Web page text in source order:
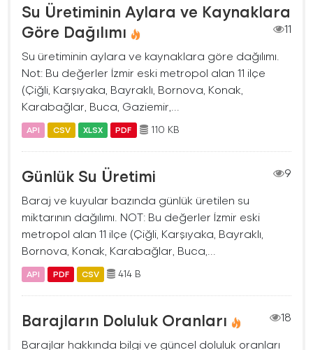
Su Üretiminin Aylara ve Kaynaklara
Göre Dağılımı
11
Su üretiminin aylara ve kaynaklara göre dağılımı.
Not: Bu değerler İzmir eski metropol alan 11 ilçe
(Çiğli, Karşıyaka, Bayraklı, Bornova, Konak,
Karabağlar, Buca, Gaziemir,...
API CSV XLSX PDF 110 KB
Günlük Su Üretimi
9
Baraj ve kuyular bazında günlük üretilen su
miktarının dağılımı. NOT: Bu değerler İzmir eski
metropol alan 11 ilçe (Çiğli, Karşıyaka, Bayraklı,
Bornova, Konak, Karabağlar, Buca,...
API PDF CSV 414 B
Barajların Doluluk Oranları
18
Barajlar hakkında bilgi ve güncel doluluk oranları